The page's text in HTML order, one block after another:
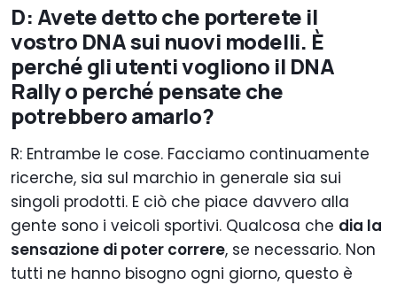
D: Avete detto che porterete il
vostro DNA sui nuovi modelli. È
perché gli utenti vogliono il DNA
Rally o perché pensate che
potrebbero amarlo?
R: Entrambe le cose. Facciamo continuamente
ricerche, sia sul marchio in generale sia sui
singoli prodotti. E ciò che piace davvero alla
gente sono i veicoli sportivi. Qualcosa che dia la
sensazione di poter correre, se necessario. Non
tutti ne hanno bisogno ogni giorno, questo è